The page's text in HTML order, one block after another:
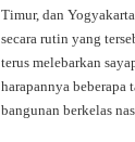
Timur, dan
secara rutin yang
terus melebarkan
harapannya beberapa
bangunan berkelas